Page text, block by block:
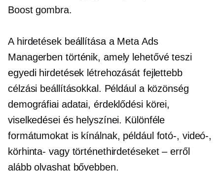
Boost gombra.
A hirdetések beállítása a Meta Ads
Managerben történik, amely lehetővé teszi
egyedi hirdetések létrehozását fejlettebb
célzási beállításokkal. Például a közönség
demográfiai adatai, érdeklődési körei,
viselkedései és helyszínei. Különféle
formátumokat is kínálnak, például fotó-, videó-,
körhinta- vagy történethirdetéseket – erről
alább olvashat bővebben.